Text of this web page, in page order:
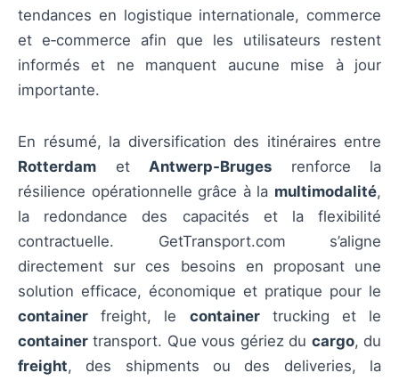
tendances en logistique internationale, commerce
et e‑commerce afin que les utilisateurs restent
informés et ne manquent aucune mise à jour
importante.
En résumé, la diversification des itinéraires entre
Rotterdam et Antwerp‑Bruges renforce la
résilience opérationnelle grâce à la multimodalité,
la redondance des capacités et la flexibilité
contractuelle. GetTransport.com s’aligne
directement sur ces besoins en proposant une
solution efficace, économique et pratique pour le
container freight, le containertrucking et le
container transport. Que vous gériez du cargo, du
freight, des shipments ou des deliveries, la